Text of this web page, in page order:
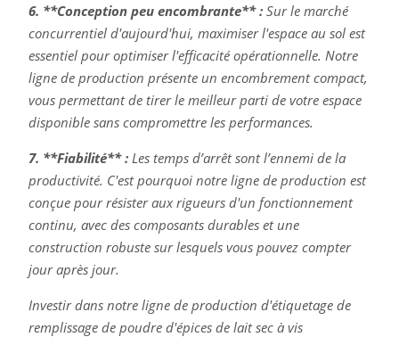
6. **Conception peu encombrante** :Sur le marché
concurrentiel d'aujourd'hui, maximiser l'espace au sol est
essentiel pour optimiser l'efficacité opérationnelle. Notre
ligne de production présente un encombrement compact,
vous permettant de tirer le meilleur parti de votre espace
disponible sans compromettre les performances.
7. **Fiabilité** :Les temps d’arrêt sont l’ennemi de la
productivité. C'est pourquoi notre ligne de production est
conçue pour résister aux rigueurs d'un fonctionnement
continu, avec des composants durables et une
construction robuste sur lesquels vous pouvez compter
jour après jour.
Investir dans notre ligne de production d'étiquetage de
remplissage de poudre d'épices de lait sec à vis